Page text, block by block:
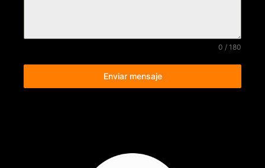
0 / 180
Enviar mensaje